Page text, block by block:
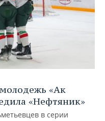
«Ак
«Нефтяник»
в серии